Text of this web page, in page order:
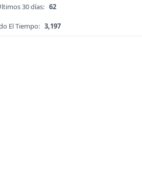
30 días: 62
El Tiempo: 3,197